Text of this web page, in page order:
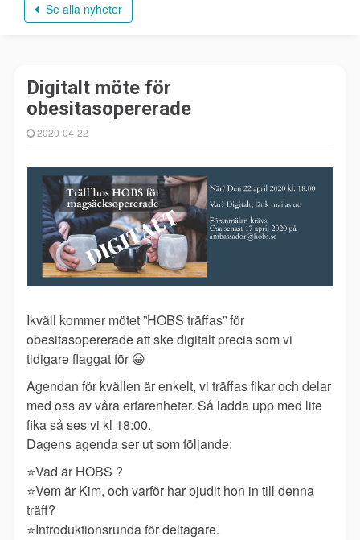
Se alla nyheter
Digitalt möte för
obesitasopererade
2020-04-22
Ikväll kommer mötet ”HOBS träffas” för
obesitasopererade att ske digitalt precis som vi
tidigare flaggat för 😀
Agendan för kvällen är enkelt, vi träffas fikar och delar
med oss av våra erfarenheter. Så ladda upp med lite
fika så ses vi kl 18:00.
Dagens agenda ser ut som följande:
⭐️Vad är HOBS ?
⭐️Vem är Kim, och varför har bjudit hon in till denna
träff?
⭐️Introduktionsrunda för deltagare.